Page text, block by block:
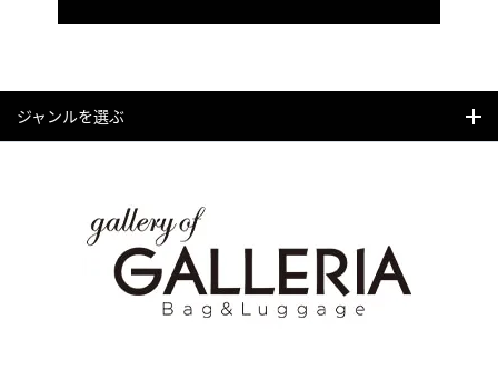
ジャンルを選ぶ